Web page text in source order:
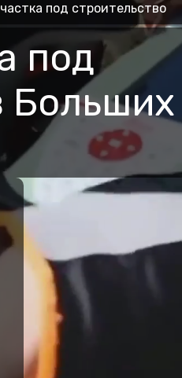
под строительство
под
Больших